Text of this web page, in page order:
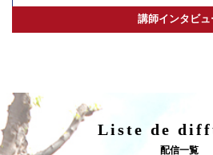
講師インタビュ
Liste de
配信一覧